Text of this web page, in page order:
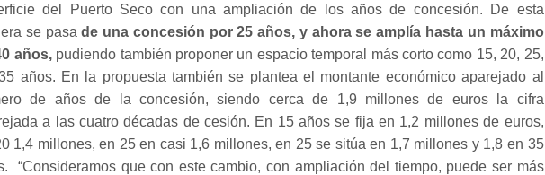
del Puerto Seco con una ampliación de los años de concesión. De esta
se pasa de una concesión por 25 años, y ahora se amplía hasta un máximo
años, pudiendo también proponer un espacio temporal más corto como 15, 20, 25,
años. En la propuesta también se plantea el montante económico aparejado al
de años de la concesión, siendo cerca de 1,9 millones de euros la cifra
a las cuatro décadas de cesión. En 15 años se fija en 1,2 millones de euros,
1,4 millones, en 25 en casi 1,6 millones, en 25 se sitúa en 1,7 millones y 1,8 en 35
“Consideramos que con este cambio, con ampliación del tiempo, puede ser más